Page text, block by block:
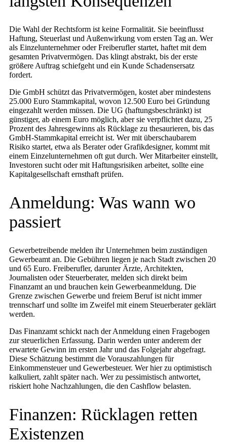
Die Wahl der Rechtsform ist keine Formalität. Sie beeinflusst
Haftung, Steuerlast und Außenwirkung vom ersten Tag an. Wer
als Einzelunternehmer oder Freiberufler startet, haftet mit dem
gesamten Privatvermögen. Das klingt abstrakt, bis der erste
größere Auftrag schiefgeht und ein Kunde Schadensersatz
fordert.
Die GmbH schützt das Privatvermögen, kostet aber mindestens
25.000 Euro Stammkapital, wovon 12.500 Euro bei Gründung
eingezahlt werden müssen. Die UG (haftungsbeschränkt) ist
günstiger, ab einem Euro möglich, aber sie verpflichtet dazu, 25
Prozent des Jahresgewinns als Rücklage zu thesaurieren, bis das
GmbH-Stammkapital erreicht ist. Wer mit überschaubarem
Risiko startet, etwa als Berater oder Grafikdesigner, kommt mit
einem Einzelunternehmen oft gut durch. Wer Mitarbeiter einstellt,
Investoren sucht oder mit Haftungsrisiken arbeitet, sollte eine
Kapitalgesellschaft ernsthaft prüfen.
Anmeldung: Was wann wo
passiert
Gewerbetreibende melden ihr Unternehmen beim zuständigen
Gewerbeamt an. Die Gebühren liegen je nach Stadt zwischen 20
und 65 Euro. Freiberufler, darunter Ärzte, Architekten,
Journalisten oder Steuerberater, melden sich direkt beim
Finanzamt an und brauchen kein Gewerbeanmeldung. Die
Grenze zwischen Gewerbe und freiem Beruf ist nicht immer
trennscharf und sollte im Zweifel mit einem Steuerberater geklärt
werden.
Das Finanzamt schickt nach der Anmeldung einen Fragebogen
zur steuerlichen Erfassung. Darin werden unter anderem der
erwartete Gewinn im ersten Jahr und das Folgejahr abgefragt.
Diese Schätzung bestimmt die Vorauszahlungen für
Einkommensteuer und Gewerbesteuer. Wer hier zu optimistisch
kalkuliert, zahlt später nach. Wer zu pessimistisch antwortet,
riskiert hohe Nachzahlungen, die den Cashflow belasten.
Finanzen: Rücklagen retten
Existenzen